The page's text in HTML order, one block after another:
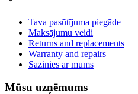
Tava pasūtījuma piegāde
Maksājumu veidi
Returns and replacements
Warranty and repairs
Sazinies ar mums
Mūsu uzņēmums